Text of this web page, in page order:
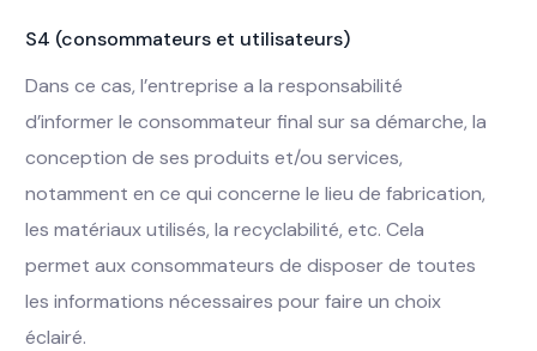
S4 (consommateurs et utilisateurs)
Dans ce cas, l’entreprise a la responsabilité
d’informer le consommateur final sur sa démarche, la
conception de ses produits et/ou services,
notamment en ce qui concerne le lieu de fabrication,
les matériaux utilisés, la recyclabilité, etc. Cela
permet aux consommateurs de disposer de toutes
les informations nécessaires pour faire un choix
éclairé.